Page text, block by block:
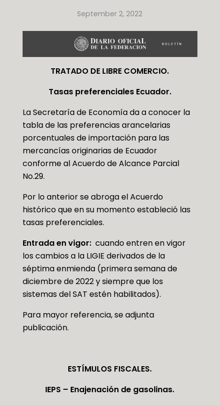
September 2, 2022
TRATADO DE LIBRE COMERCIO.
Tasas preferenciales Ecuador.
La Secretaría de Economía da a conocer la
tabla de las preferencias arancelarias
porcentuales de importación para las
mercancías originarias de Ecuador
conforme al Acuerdo de Alcance Parcial
No.29.
Por lo anterior se abroga el Acuerdo
histórico que en su momento estableció las
tasas preferenciales.
Entrada en vigor: cuando entren en vigor
los cambios a la LIGIE derivados de la
séptima enmienda (primera semana de
diciembre de 2022 y siempre que los
sistemas del SAT estén habilitados).
Para mayor referencia, se adjunta
publicación.
ESTÍMULOS FISCALES.
IEPS – Enajenación de gasolinas.